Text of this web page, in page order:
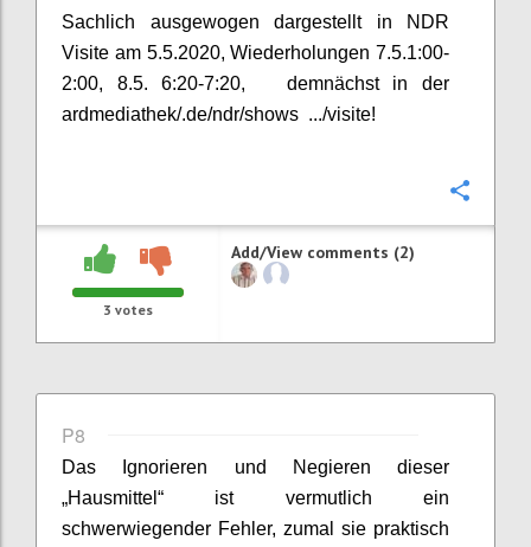
Sachlich ausgewogen dargestellt in NDR
Visite am 5.5.2020, Wiederholungen 7.5.1:00-
2:00, 8.5. 6:20-7:20, demnächst in der
ardmediathek/.de/ndr/shows .../visite!
3 votes
Add/View comments (2)
P8
Das
Ignorieren und Negieren dieser
„Hausmittel“ ist vermutlich ein
schwerwiegender Fehler, zumal sie praktisch